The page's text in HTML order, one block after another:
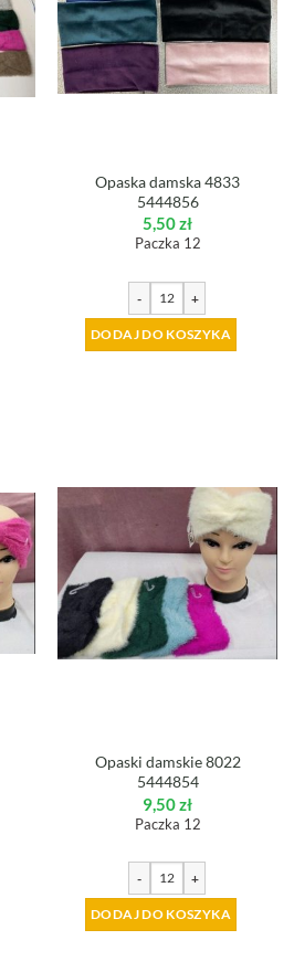
Opaska damska 4833
5444856
5,50zł
Paczka 12
- +
DODAJ DO KOSZYKA
Opaski damskie 8022
5444854
9,50zł
Paczka 12
- +
DODAJ DO KOSZYKA